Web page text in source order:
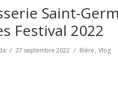
Saint-
Festival 2022
27 septembre 2022 Bière Vlog